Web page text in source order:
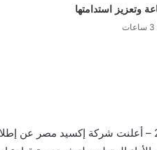
وتعزيز استدامتها